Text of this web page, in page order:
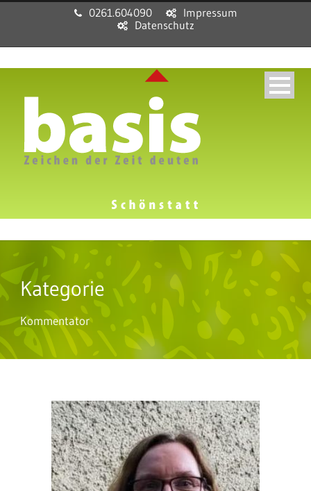
0261.604090
Impressum
Datenschutz
Kategorie
Kommentator